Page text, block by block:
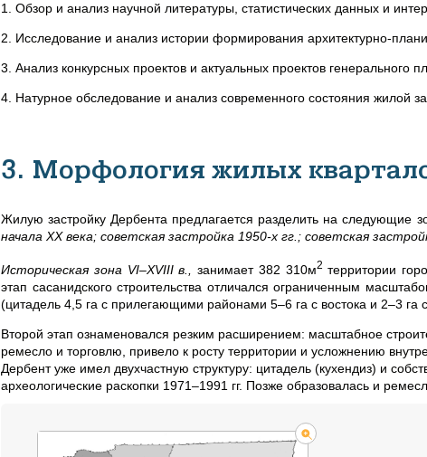
1. Обзор и анализ научной литературы, статистических данных и
2. Исследование и анализ истории формирования архитектурно-
3. Анализ конкурсных проектов и актуальных проектов генерального
4. Натурное обследование и анализ современного состояния жилой
3. Морфология жилых
Жилую застройку Дербента предлагается разделить на следующие
начала XX века; советская застройка 1950-х гг.; советская
Историческая зона VI–XVIII в., занимает 382 310м2 территории
этап сасанидского строительства отличался ограниченным
(цитадель 4,5 га с прилегающими районами 5–6 га с востока и 2–3 га
Второй этап ознаменовался резким расширением: масштабное
ремесло и торговлю, привело к росту территории и усложнению
Дербент уже имел двухчастную структуру: цитадель (кухендиз) и
археологические раскопки 1971–1991 гг. Позже образовалась и